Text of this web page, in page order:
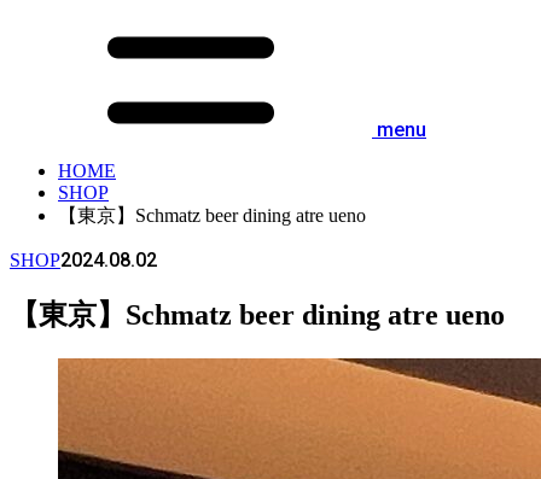
menu
HOME
SHOP
【東京】Schmatz beer dining atre ueno
SHOP2024.08.02
【東京】Schmatz beer dining atre ueno